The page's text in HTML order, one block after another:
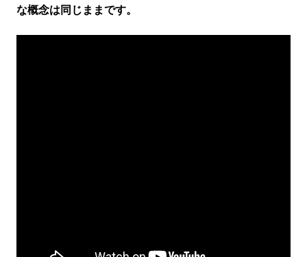
な概念は同じままです。